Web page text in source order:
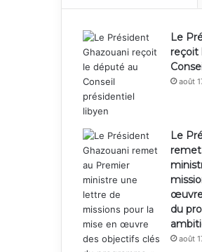
Le
reçoit
août
Le
du
août